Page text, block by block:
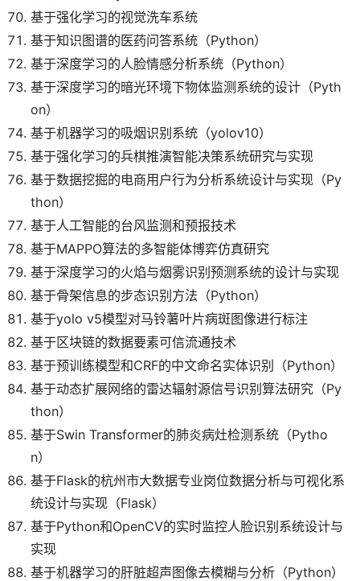
基于强化学习的视觉洗车系统
基于知识图谱的医药问答系统（Python）
基于深度学习的人脸情感分析系统（Python）
基于深度学习的暗光环境下物体监测系统的设计（Pyth
on）
基于机器学习的吸烟识别系统（yolov10）
基于强化学习的兵棋推演智能决策系统研究与实现
基于数据挖掘的电商用户行为分析系统设计与实现（Py
thon）
基于人工智能的台风监测和预报技术
基于MAPPO算法的多智能体博弈仿真研究
基于深度学习的火焰与烟雾识别预测系统的设计与实现
基于骨架信息的步态识别方法（Python）
基于yolo v5模型对马铃薯叶片病斑图像进行标注
基于区块链的数据要素可信流通技术
基于预训练模型和CRF的中文命名实体识别（Python）
基于动态扩展网络的雷达辐射源信号识别算法研究（Py
thon）
基于Swin Transformer的肺炎病灶检测系统（Pytho
n）
基于Flask的杭州市大数据专业岗位数据分析与可视化系
统设计与实现（Flask）
基于Python和OpenCV的实时监控人脸识别系统设计与
实现
基于机器学习的肝脏超声图像去模糊与分析（Python）